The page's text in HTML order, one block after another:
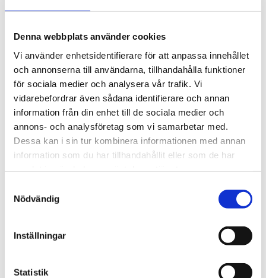
Denna webbplats använder cookies
Vi använder enhetsidentifierare för att anpassa innehållet
och annonserna till användarna, tillhandahålla funktioner
för sociala medier och analysera vår trafik. Vi
vidarebefordrar även sådana identifierare och annan
information från din enhet till de sociala medier och
annons- och analysföretag som vi samarbetar med.
Dessa kan i sin tur kombinera informationen med annan
information som du har tillhandahållit eller som de har
Nödvändig
Inställningar
Statistik
Saxtillsatas till borrmaskin,
Slitssax för zink